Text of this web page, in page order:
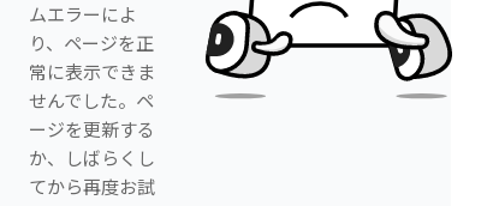
ムエラーによ
り、ページを正
常に表示できま
せんでした。ペ
ージを更新する
か、しばらくし
てから再度お試